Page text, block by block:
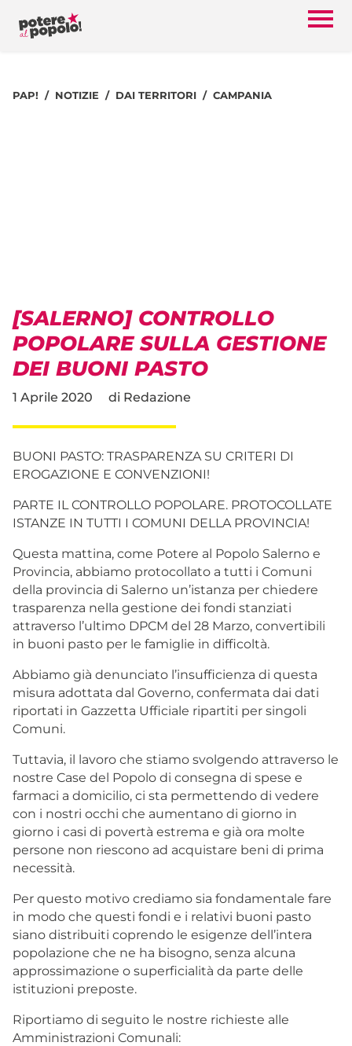
PAP! NOTIZIE DAI TERRITORI CAMPANIA
[SALERNO] CONTROLLO
POPOLARE SULLA GESTIONE
DEI BUONI PASTO
1 Aprile 2020 di Redazione
BUONI PASTO: TRASPARENZA SU CRITERI DI
EROGAZIONE E CONVENZIONI!
PARTE IL CONTROLLO POPOLARE. PROTOCOLLATE
ISTANZE IN TUTTI I COMUNI DELLA PROVINCIA!
Questa mattina, come Potere al Popolo Salerno e
Provincia, abbiamo protocollato a tutti i Comuni
della provincia di Salerno un’istanza per chiedere
trasparenza nella gestione dei fondi stanziati
attraverso l’ultimo DPCM del 28 Marzo, convertibili
in buoni pasto per le famiglie in difficoltà.
Abbiamo già denunciato l’insufficienza di questa
misura adottata dal Governo, confermata dai dati
riportati in Gazzetta Ufficiale ripartiti per singoli
Comuni.
Tuttavia, il lavoro che stiamo svolgendo attraverso le
nostre Case del Popolo di consegna di spese e
farmaci a domicilio, ci sta permettendo di vedere
con i nostri occhi che aumentano di giorno in
giorno i casi di povertà estrema e già ora molte
persone non riescono ad acquistare beni di prima
necessità.
Per questo motivo crediamo sia fondamentale fare
in modo che questi fondi e i relativi buoni pasto
siano distribuiti coprendo le esigenze dell’intera
popolazione che ne ha bisogno, senza alcuna
approssimazione o superficialità da parte delle
istituzioni preposte.
Riportiamo di seguito le nostre richieste alle
Amministrazioni Comunali: